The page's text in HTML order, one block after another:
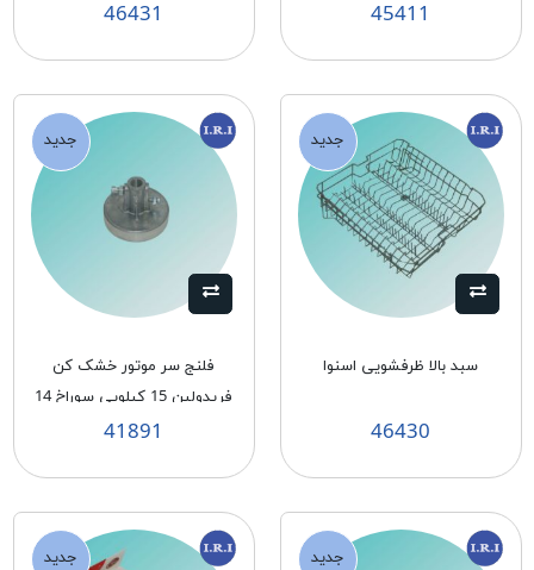
45411
46431
جدید
سبد بالا ظرفشويی اسنوا
46430
جدید
فلنج سر موتور خشک كن
فريدولين 15 كيلويی سوراخ 14
41891
جدید جدید